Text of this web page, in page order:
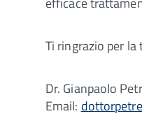
Ti ringrazio per
Dr. Gianpaolo
Email: